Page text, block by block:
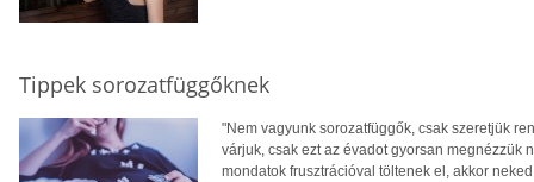
Tippek sorozatfüggőknek
"Nem vagyunk sorozatfüggők, csak szeretjük
várjuk, csak ezt az évadot gyorsan megnézzük
mondatok frusztrációval töltenek el, akkor